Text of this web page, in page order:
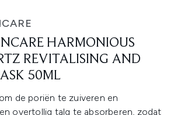
HARMONIOUS
REVITALISING AND
50ML
de poriën te zuiveren en
overtollig talg te absorberen, zodat